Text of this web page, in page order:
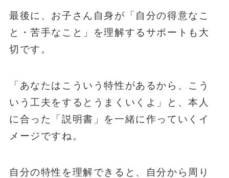
最後に、お子さん自身が「自分の得意なこ
と・苦手なこと」を理解するサポートも大
切です。
「あなたはこういう特性があるから、こう
いう工夫をするとうまくいくよ」と、本人
に合った「説明書」を一緒に作っていくイ
メージですね。
自分の特性を理解できると、自分から周り